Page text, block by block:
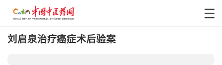
刘启泉治疗癌症术后验案